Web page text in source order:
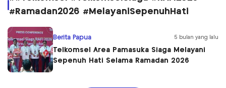
#Ramadan2026 #MelayaniSepenuhHati
Berita Papua 5 bulan yang lalu
Telkomsel Area Pamasuka Siaga Melayani
Sepenuh Hati Selama Ramadan 2026